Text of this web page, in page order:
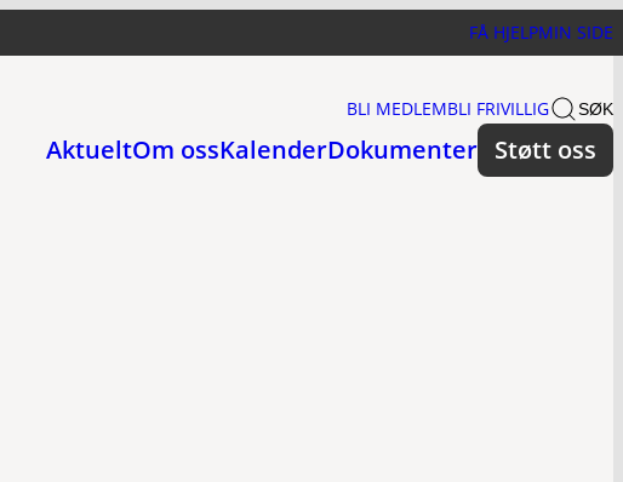
FÅ HJELPMIN SIDE
BLI MEDLEMBLI FRIVILLIG SØK
AktueltOm ossKalenderDokumenter Støtt oss